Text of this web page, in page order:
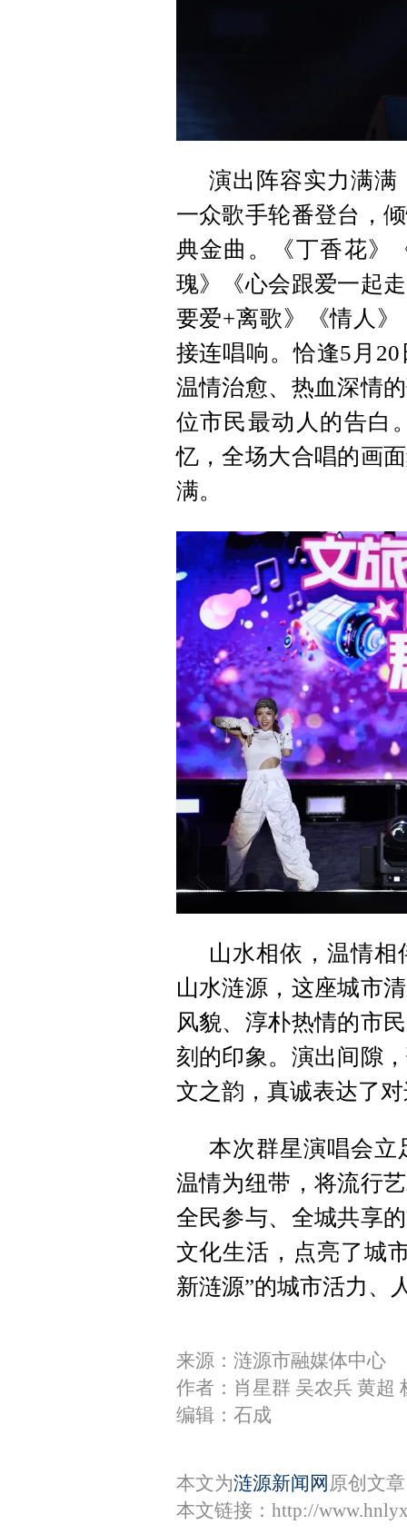
演出阵容实力满满
一众歌手轮番登台，
典金曲。《丁香花》
瑰》《心会跟爱一起
要爱+离歌》《情人
接连唱响。恰逢5月
温情治愈、热血深情
位市民最动人的告白
忆，全场大合唱的画
满。
山水相依，温情
山水涟源，这座城市
风貌、淳朴热情的市
刻的印象。演出间隙
文之韵，真诚表达了
本次群星演唱会立
温情为纽带，将流行
全民参与、全城共享
文化生活，点亮了城
新涟源”的城市活力、
来源：涟源市融媒体中心
作者：肖星群 吴农兵 黄超
编辑：石成
本文为涟源新闻网 原创文
本文链接： http://